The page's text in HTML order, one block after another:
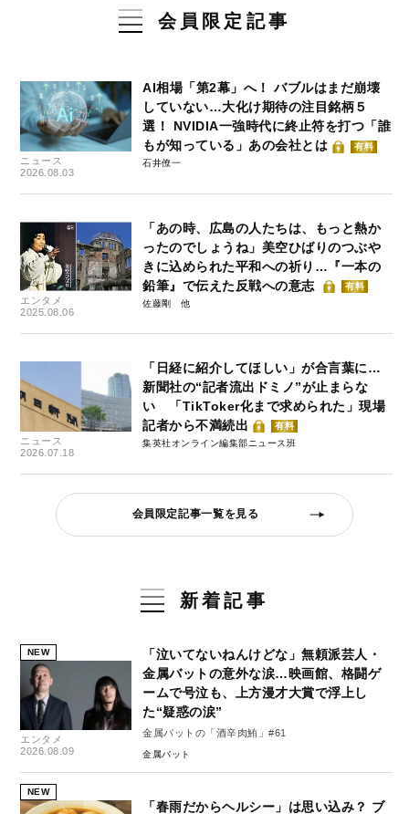
会員限定記事
ニュース
2026.08.03
AI相場「第2幕」へ！ バブルはまだ崩壊
していない…大化け期待の注目銘柄５
選！ NVIDIA一強時代に終止符を打つ「誰
もが知っている」あの会社とは
有料
石井僚一
エンタメ
2025.08.06
「あの時、広島の人たちは、もっと熱か
ったのでしょうね」美空ひばりのつぶや
きに込められた平和への祈り…『一本の
鉛筆』で伝えた反戦への意志
有料
佐藤剛
ニュース
2026.07.18
「日経に紹介してほしい」が合言葉に…
新聞社の“記者流出ドミノ”が止まらな
い 「TikToker化まで求められた」現場
記者から不満続出
有料
集英社オンライン編集部ニュース班
会員限定記事一覧を見る
新着記事
NEW
エンタメ
2026.08.09
「泣いてないねんけどな」無頼派芸人・
金属バットの意外な涙…映画館、格闘ゲ
ームで号泣も、上方漫才大賞で浮上し
た“疑惑の涙”
金属バットの「酒辛肉鮪」#61
金属バット
NEW
「春雨だからヘルシー」は思い込み？ ブ